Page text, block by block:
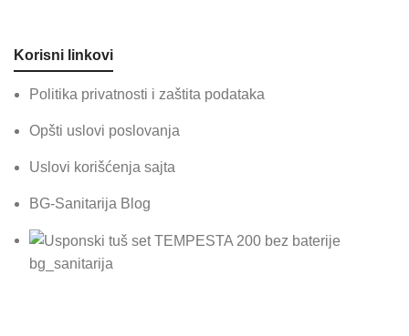
Korisni linkovi
Politika privatnosti i zaštita podataka
Opšti uslovi poslovanja
Uslovi korišćenja sajta
BG-Sanitarija Blog
bg_sanitarija